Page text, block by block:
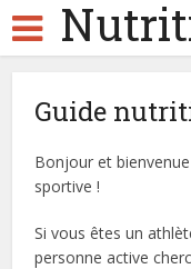
Guide
Bonjour et
sportive !
Si vous êtes un
personne active